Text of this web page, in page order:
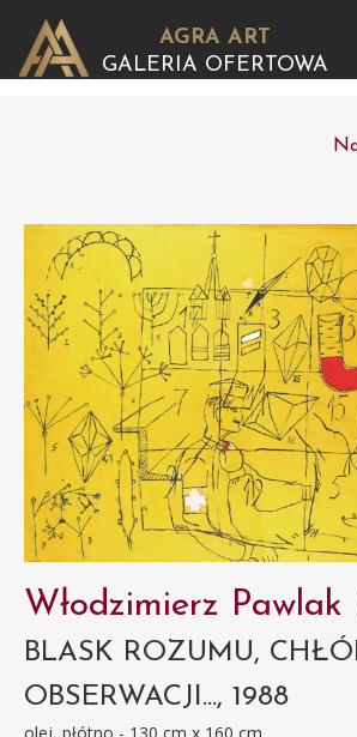
AGRA ART
GALERIA OFERTOWA
Włodzimierz Pawlak
BLASK ROZUMU,
OBSERWACJI..., 1988
olej, płótno - 130 cm x 160 cm